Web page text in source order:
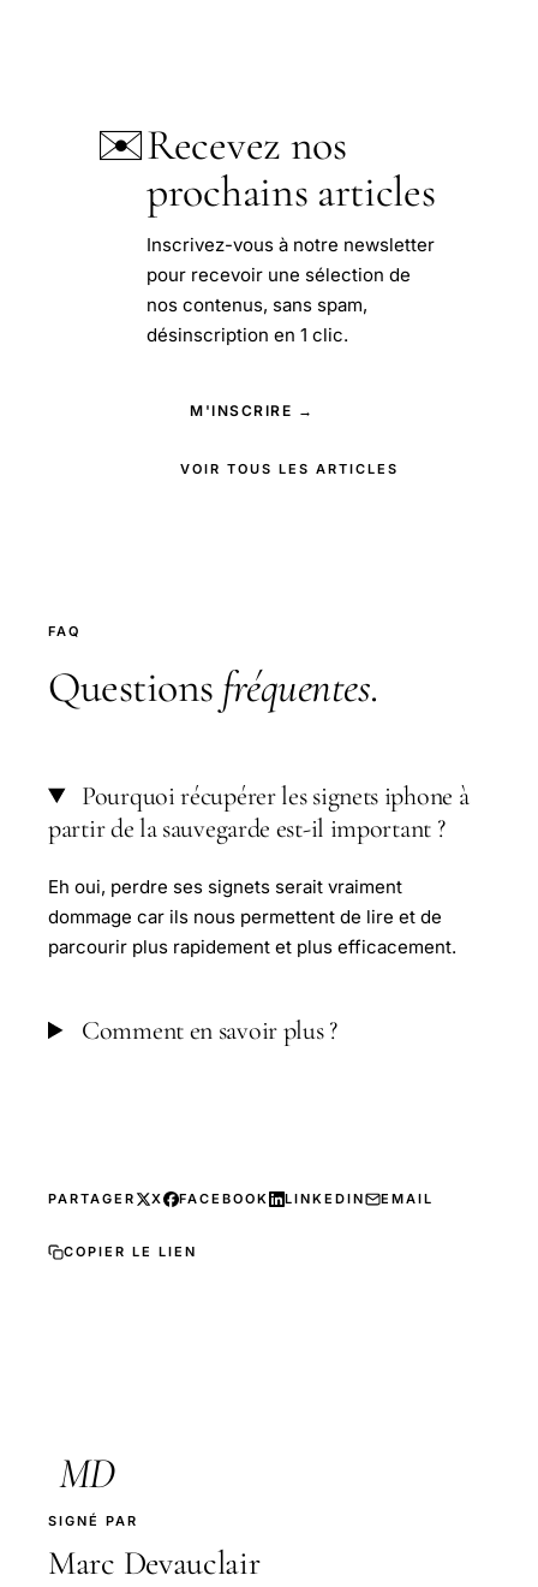
✉️Recevez nos
prochains articles
Inscrivez-vous à notre newsletter
pour recevoir une sélection de
nos contenus, sans spam,
désinscription en 1 clic.
M'INSCRIRE →
VOIR TOUS LES ARTICLES
FAQ
Questions fréquentes.
Pourquoi récupérer les signets iphone à
partir de la sauvegarde est-il important ?
Eh oui, perdre ses signets serait vraiment
dommage car ils nous permettent de lire et de
parcourir plus rapidement et plus efficacement.
Comment en savoir plus ?
PARTAGER X FACEBOOK LINKEDIN EMAIL
COPIER LE LIEN
MD
SIGNÉ PAR
Marc Devauclair